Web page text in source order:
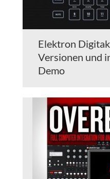
Elektron
Versionen und
Demo